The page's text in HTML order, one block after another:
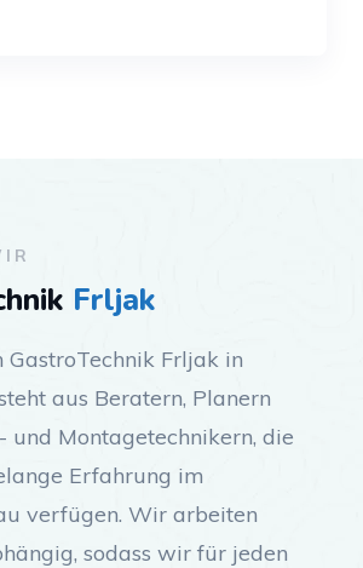
Frljak
GastroTechnik Frljak in
aus Beratern, Planern
und Montagetechnikern, die
Erfahrung im
verfügen. Wir arbeiten
sodass wir für jeden